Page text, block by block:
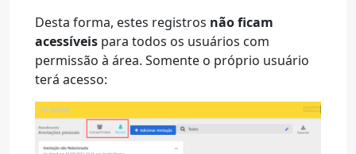
Desta forma, estes registros não ficam
acessíveis para todos os usuários com
permissão à área. Somente o próprio usuário
terá acesso: